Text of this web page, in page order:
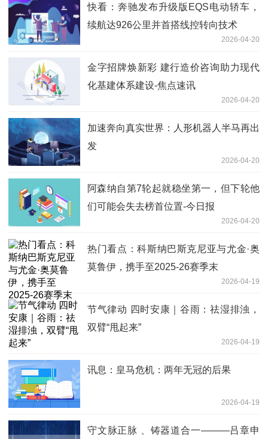
快看：奔驰发布升级版EQS电动轿车，
续航达926公里并首搭线控转向技术
2026-04-20
金字招牌焕新彩 建行造价咨询助力现代
化基建体系建设-焦点速讯
2026-04-20
加速奔向真实世界：人形机器人半马再出
发
2026-04-20
阿森纳自第7轮起就稳坐第一，但下轮他
们可能会失去榜首位置-今日报
2026-04-20
热门看点：科斯纳巴斯克尼亚与尤金·奥
莫鲁伊，携手至2025-26赛季末
2026-04-19
节气律动 四时安康｜谷雨：祛湿排浊，
双臂“甩起来”
2026-04-19
讯息：皇马危机：两年无冠的后果
2026-04-19
守文脉正脉 、铸器道合一———吕章申